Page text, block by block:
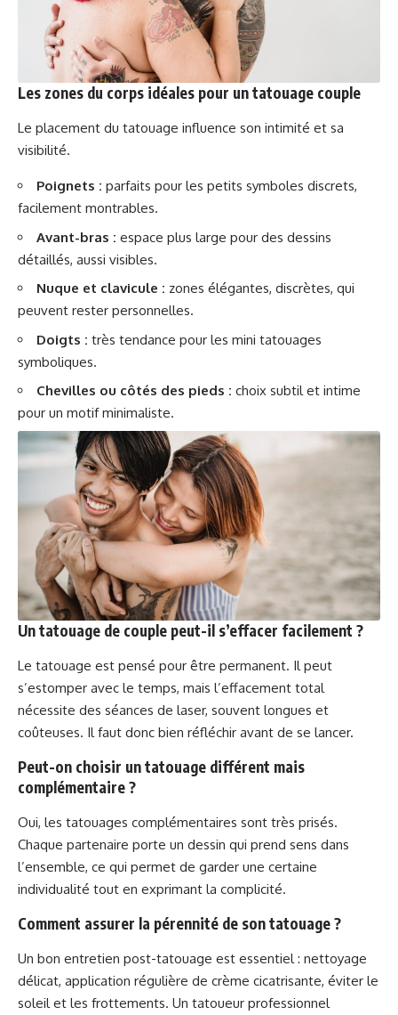
Les zones du corps idéales pour un tatouage couple
Le placement du tatouage influence son intimité et sa
visibilité.
Poignets : parfaits pour les petits symboles discrets,
facilement montrables.
Avant-bras : espace plus large pour des dessins
détaillés, aussi visibles.
Nuque et clavicule : zones élégantes, discrètes, qui
peuvent rester personnelles.
Doigts : très tendance pour les mini tatouages
symboliques.
Chevilles ou côtés des pieds : choix subtil et intime
pour un motif minimaliste.
Un tatouage de couple peut-il s’effacer facilement ?
Le tatouage est pensé pour être permanent. Il peut
s’estomper avec le temps, mais l’effacement total
nécessite des séances de laser, souvent longues et
coûteuses. Il faut donc bien réfléchir avant de se lancer.
Peut-on choisir un tatouage différent mais
complémentaire ?
Oui, les tatouages complémentaires sont très prisés.
Chaque partenaire porte un dessin qui prend sens dans
l’ensemble, ce qui permet de garder une certaine
individualité tout en exprimant la complicité.
Comment assurer la pérennité de son tatouage ?
Un bon entretien post-tatouage est essentiel : nettoyage
délicat, application régulière de crème cicatrisante, éviter le
soleil et les frottements. Un tatoueur professionnel